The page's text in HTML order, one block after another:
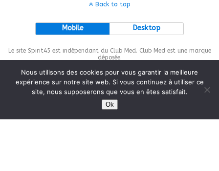
Back to top
Mobile Desktop
Le site Spirit45 est indépendant du Club Med. Club Med est une marque
déposée.
This site is protected bywp-copyrightpro.com
Nous utilisons des cookies pour vous garantir la meilleure
expérience sur notre site web. Si vous continuez à utiliser ce
site, nous supposerons que vous en êtes satisfait.
Ok